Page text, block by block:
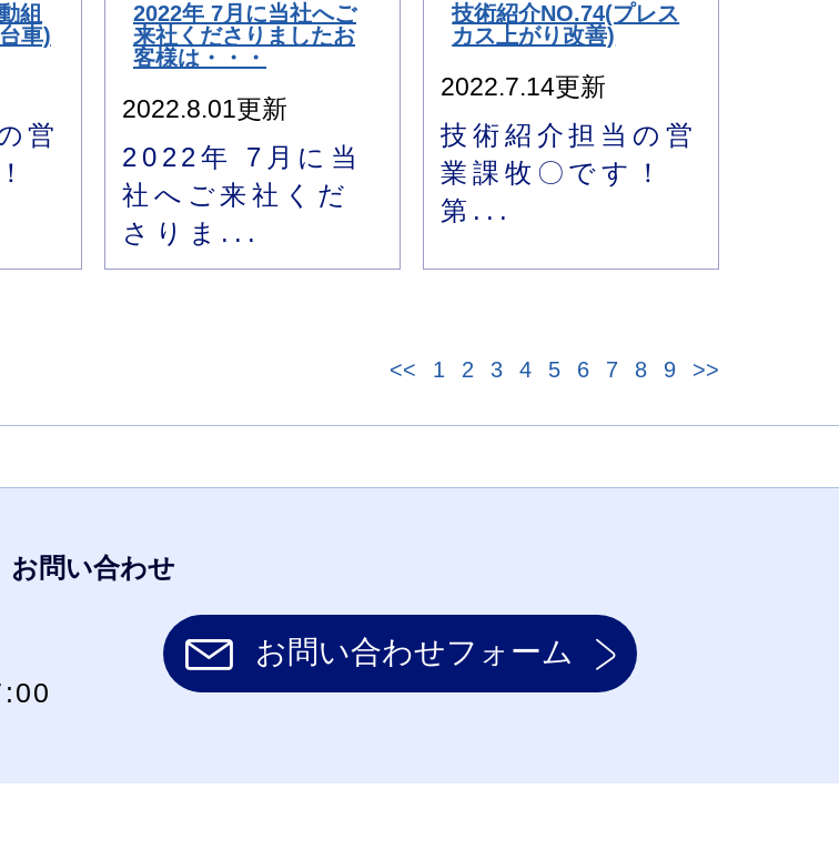
組
車)
営
2022年 7月に当社へご
来社くださりましたお
客様は・・・
2022.8.01更新
2022年 7月に当
社へご来社くだ
さりま...
技術紹介NO.74(プレス
カス上がり改善)
2022.7.14更新
技術紹介担当の営
業課牧〇です！
第...
<< 1 2 3 4 5 6 7 8 9 >>
お問い合わせ
お問い合わせフォーム